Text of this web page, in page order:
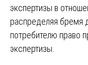
экспертизы в
распределяя бремя
потребителю право
экспертизы.